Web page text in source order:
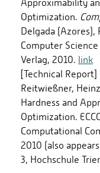
Approximability
Optimization.
Delgada
Computer
Verlag, 2010. link
[Technical
Reitwießner,
Hardness and
Optimization.
Computational
2010 (also
3, Hochschule